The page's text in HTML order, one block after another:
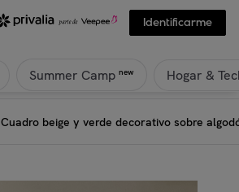
Identificarme
Summer Camp new Hogar &
Cuadro beige y verde decorativo sobre